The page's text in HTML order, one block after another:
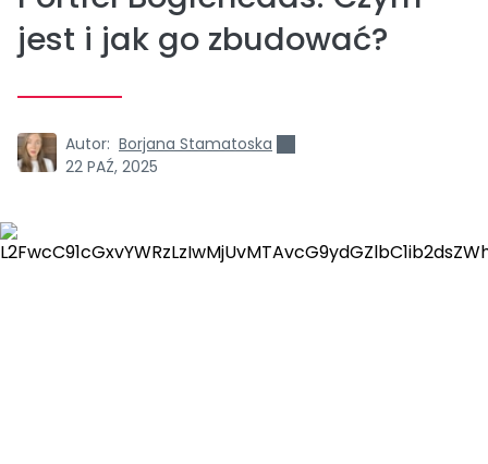
jest i jak go zbudować?
Autor: Borjana Stamatoska
22 PAŹ, 2025